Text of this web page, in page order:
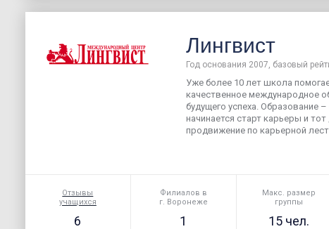
Лингвист
Год основания 2007, базовый
Уже более 10 лет школа
качественное международное
будущего успеха. Образование
начинается старт карьеры и
продвижение по карьерной
Отзывы
учащихся
6
Филиалов в
г. Воронеже
1
Макс. размер
группы
15 чел.